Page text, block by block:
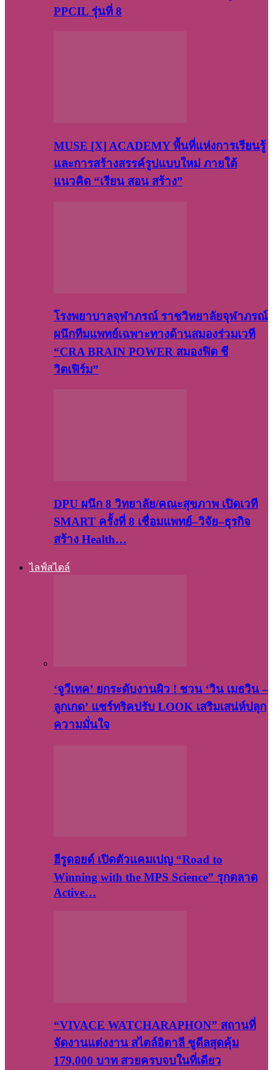
PPCIL รุ่นที่ 8
MUSE [X] ACADEMY พื้นที่แห่งการเรียนรู้
และการสร้างสรรค์รูปแบบใหม่ ภายใต้
แนวคิด “เรียน สอน สร้าง”
โรงพยาบาลจุฬาภรณ์ ราชวิทยาลัยจุฬาภรณ์
ผนึกทีมแพทย์เฉพาะทางด้านสมองร่วมเวที
“CRA BRAIN POWER สมองฟิต ชี
วิตเฟิร์ม”
DPU ผนึก 8 วิทยาลัย/คณะสุขภาพ เปิดเวที
SMART ครั้งที่ 8 เชื่อมแพทย์–วิจัย–ธุรกิจ
สร้าง Health…
ไลฟ์สไตล์
‘จูวีเทค’ ยกระดับงานผิว ! ชวน ‘วิน เมธวิน –
ลูกเกด’ แชร์ทริคปรับ LOOK เสริมเสน่ห์ปลุก
ความมั่นใจ
ฮีรูดอยด์ เปิดตัวแคมเปญ “Road to
Winning with the MPS Science” รุกตลาด
Active…
“VIVACE WATCHARAPHON” สถานที่
จัดงานแต่งงาน สไตล์อิตาลี ชูดีลสุดคุ้ม
179,000 บาท สวยครบจบในที่เดียว